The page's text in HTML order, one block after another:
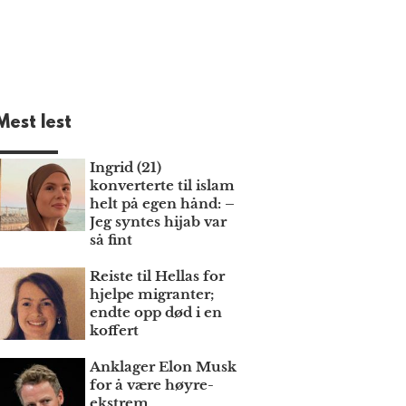
lest
Ingrid (21)
konverterte til islam
helt på egen hånd: –
Jeg syntes hijab var
så fint
Reiste til Hellas for
hjelpe migranter;
endte opp død i en
koffert
Anklager Elon Musk
for å være høyre­